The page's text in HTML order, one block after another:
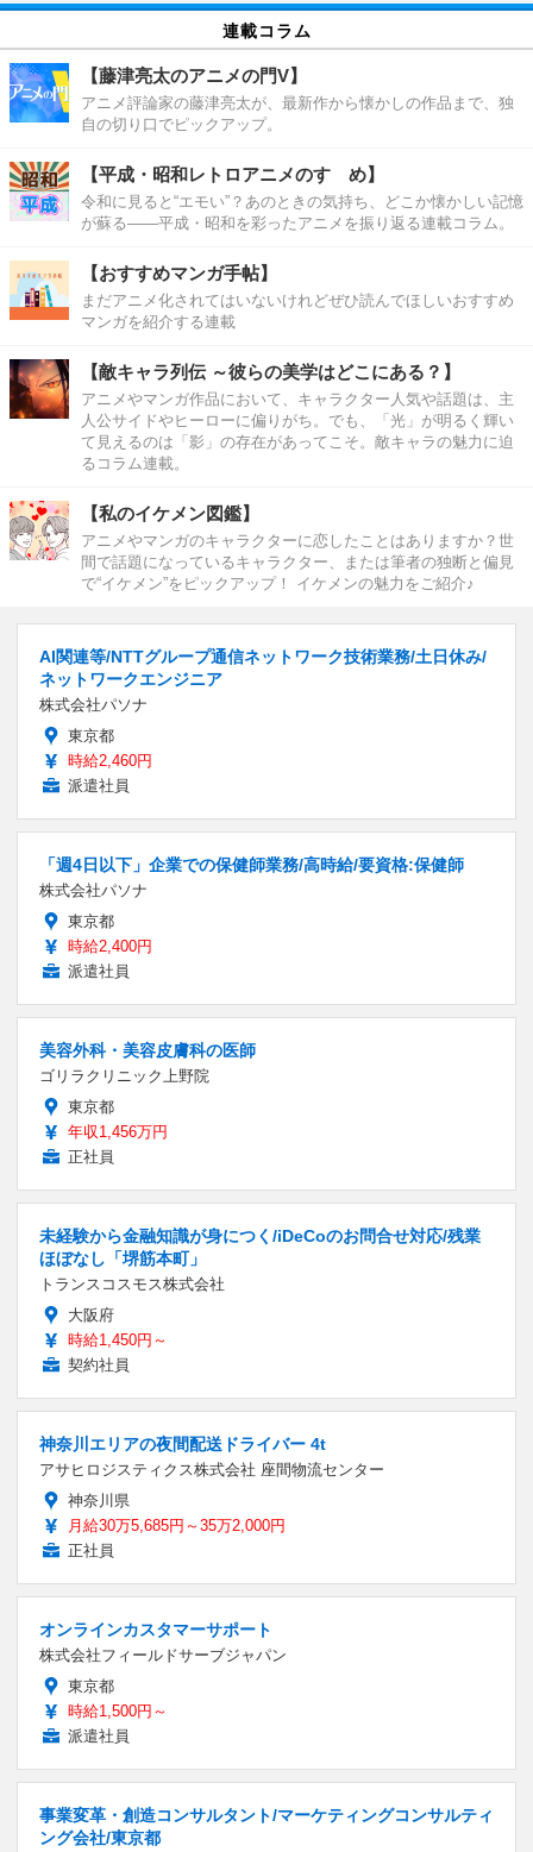
連載コラム
【藤津亮太のアニメの門V】
アニメ評論家の藤津亮太が、最新作から懐かしの作品まで、独
自の切り口でピックアップ。
【平成・昭和レトロアニメのすゝめ】
令和に見ると“エモい”？あのときの気持ち、どこか懐かしい記憶
が蘇る――平成・昭和を彩ったアニメを振り返る連載コラム。
【おすすめマンガ手帖】
まだアニメ化されてはいないけれどぜひ読んでほしいおすすめ
マンガを紹介する連載
【敵キャラ列伝 ～彼らの美学はどこにある？】
アニメやマンガ作品において、キャラクター人気や話題は、主
人公サイドやヒーローに偏りがち。でも、「光」が明るく輝い
て見えるのは「影」の存在があってこそ。敵キャラの魅力に迫
るコラム連載。
【私のイケメン図鑑】
アニメやマンガのキャラクターに恋したことはありますか？世
間で話題になっているキャラクター、または筆者の独断と偏見
で“イケメン”をピックアップ！ イケメンの魅力をご紹介♪
AI関連等/NTTグループ通信ネットワーク技術業務/土日休み/
ネットワークエンジニア
株式会社パソナ
東京都
時給2,460円
派遣社員
「週4日以下」企業での保健師業務/高時給/要資格:保健師
株式会社パソナ
東京都
時給2,400円
派遣社員
美容外科・美容皮膚科の医師
ゴリラクリニック上野院
東京都
年収1,456万円
正社員
未経験から金融知識が身につく/iDeCoのお問合せ対応/残業
ほぼなし「堺筋本町」
トランスコスモス株式会社
大阪府
時給1,450円～
契約社員
神奈川エリアの夜間配送ドライバー 4t
アサヒロジスティクス株式会社 座間物流センター
神奈川県
月給30万5,685円～35万2,000円
正社員
オンラインカスタマーサポート
株式会社フィールドサーブジャパン
東京都
時給1,500円～
派遣社員
事業変革・創造コンサルタント/マーケティングコンサルティ
ング会社/東京都